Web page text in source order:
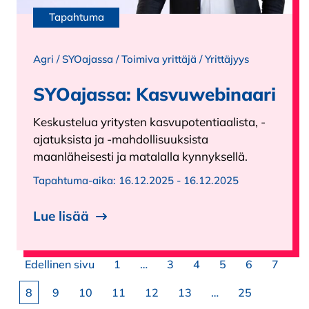
Tapahtuma
Agri /SYOajassa /Toimiva yrittäjä /Yrittäjyys
SYOajassa: Kasvuwebinaari
Keskustelua yritysten kasvupotentiaalista, -
ajatuksista ja -mahdollisuuksista
maanläheisesti ja matalalla kynnyksellä.
Tapahtuma-aika: 16.12.2025 - 16.12.2025
Lue lisää
Artikkelien sivutus
Edellinen sivu Sivu
1 … Sivu
3 Sivu
4 Sivu
5 Sivu
6 Sivu
7
Sivu
8 Sivu
9 Sivu
10 Sivu
11 Sivu
12 Sivu
13 … Sivu
25